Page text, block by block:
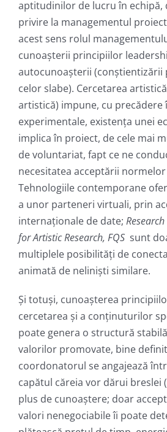
aptitudinilor de lucru în echipă,
privire la managementul
acest sens rolul
cunoașterii principiilor
autocunoașterii (conștientizării
celor slabe). Cercetarea
artistică) impune, cu precădere
experimentale, existența unei
implica în proiect, de cele mai
de voluntariat, fapt ce ne
necesitatea acceptării
Tehnologiile contemporane
a unor parteneri virtuali, prin
internaționale de date;
for Artistic Research, FQS sunt
multiplele posibilități de
animată de neliniști similare.
Și totuși, cunoașterea
cercetarea și a conținuturilor
poate genera o structură
valorilor promovate, bine
coordonatorul se angajează
capătul căreia vor dărui breslei
plus de cunoaștere; doar
valori nenegociabile îi poate